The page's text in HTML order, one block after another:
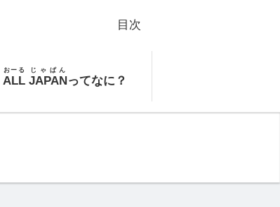
ALL
おーる
JAPAN
じゃぱん
ってなに？
目次